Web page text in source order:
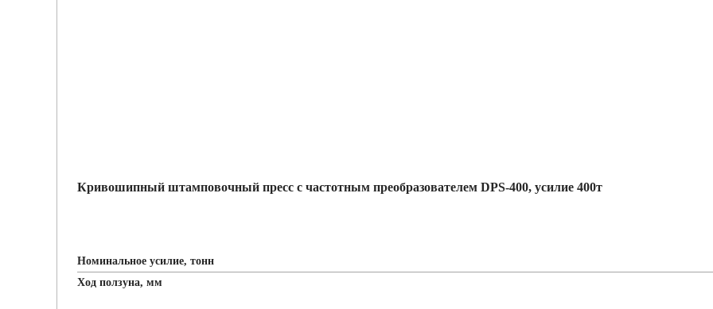
Кривошипный штамповочный пресс с частотным преобразователем DPS-400, усилие 400т
Номинальное усилие, тонн
Ход ползуна, мм